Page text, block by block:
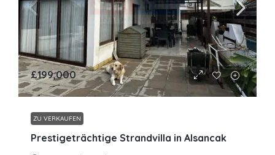
£199,000
ZU VERKAUFEN
Prestigeträchtige Strandvilla in Alsancak